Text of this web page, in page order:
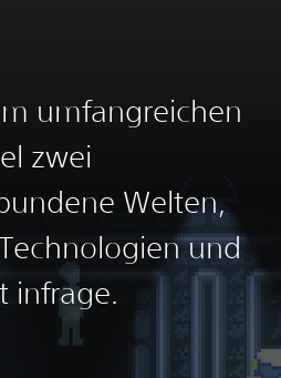
umfangreichen
zwei
Welten,
und
infrage.